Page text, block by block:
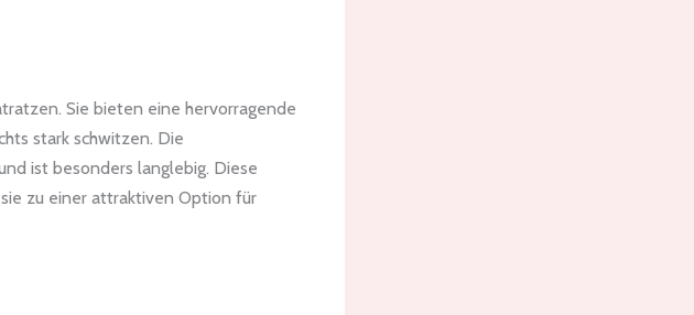
Sie bieten eine hervorragende
stark schwitzen. Die
ist besonders langlebig. Diese
zu einer attraktiven Option für